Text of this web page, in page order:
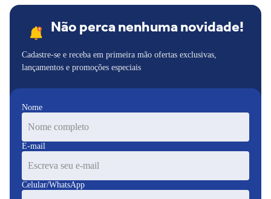
Não perca nenhuma novidade!
Cadastre-se e receba em primeira mão ofertas exclusivas,
lançamentos e promoções especiais
Nome
E-mail
Celular/WhatsApp